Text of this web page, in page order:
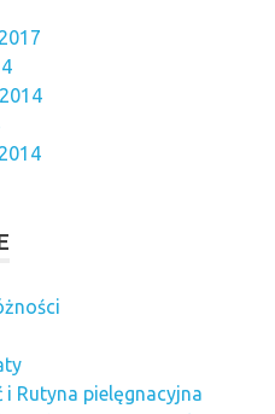
i Rutyna pielęgnacyjna